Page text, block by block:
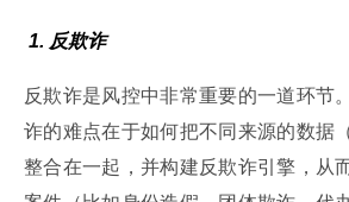
1. 反欺诈
反欺诈是风控中非常重要的一道环节
诈的难点在于如何把不同来源的数据
整合在一起，并构建反欺诈引擎，从